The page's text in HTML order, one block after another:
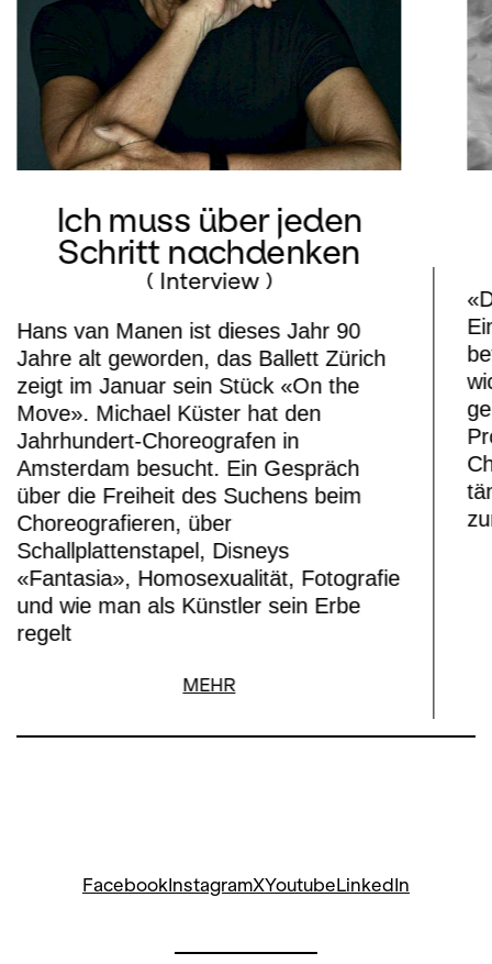
Ich muss über jeden
Schritt nachdenken
( Interview )
Hans van Manen ist dieses Jahr 90
Jahre alt geworden, das Ballett Zürich
zeigt im Januar sein Stück «On the
Move». Michael Küster hat den
Jahrhundert-Choreografen in
Amsterdam besucht. Ein Gespräch
über die Freiheit des Suchens beim
Choreografieren, über
Schallplattenstapel, Disneys
«Fantasia», Homosexualität, Fotografie
und wie man als Künstler sein Erbe
regelt
MEHR
FacebookInstagramXYoutubeLinkedIn